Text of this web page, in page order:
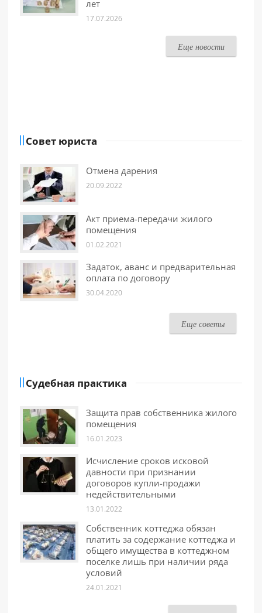
лет
17.07.2026
Еще новости
Совет юриста
Отмена дарения
20.09.2022
Акт приема-передачи жилого
помещения
01.02.2021
Задаток, аванс и предварительная
оплата по договору
30.04.2020
Еще советы
Судебная практика
Защита прав собственника жилого
помещения
16.01.2023
Исчисление сроков исковой
давности при признании
договоров купли-продажи
недействительными
13.01.2022
Собственник коттеджа обязан
платить за содержание коттеджа и
общего имущества в коттеджном
поселке лишь при наличии ряда
условий
24.01.2021